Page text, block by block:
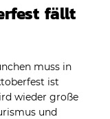
fällt
muss in
ist
wieder große
und